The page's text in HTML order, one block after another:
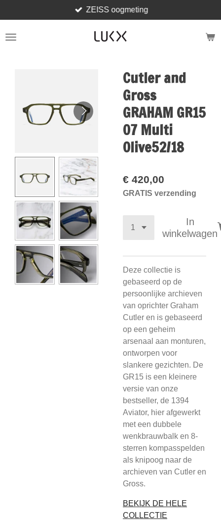
direct
naar
ZEISS oogmeting
Cutler and
Gross
GRAHAM GR15
07 Multi
Olive52/18
€ 420,00
GRATIS verzending
In
winkelwagen
Deze collectie is
gebaseerd op de
persoonlijke archieven
van oprichter Graham
Cutler en is gebaseerd
op een geheim
arsenaal aan monturen,
ontworpen voor
slankere gezichten. De
GR15 is een kleinere
versie van onze
bestseller, de 1394
Aviator, hier afgewerkt
met een dubbele
wenkbrauwbalk en 8-
sterren kompasspelden
als knipoog naar de
archieven van Cutler en
Gross.
BEKIJK DE HELE
COLLECTIE